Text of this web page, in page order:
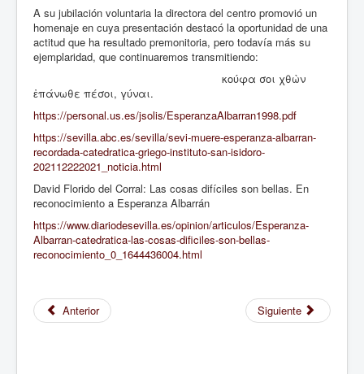
Está aquí: Inicio
Docencia
Esperanza Albarrán in memoriam
A su jubilación voluntaria la directora del centro promovió un
homenaje en cuya presentación destacó la oportunidad de una
actitud que ha resultado premonitoria, pero todavía más su
ejemplaridad, que continuaremos transmitiendo:
κούφα σοι χθὼν
ἐπάνωθε πέσοι, γύναι.
https://personal.us.es/jsolis/EsperanzaAlbarran1998.pdf
https://sevilla.abc.es/sevilla/sevi-muere-esperanza-albarran-
recordada-catedratica-griego-instituto-san-isidoro-
202112222021_noticia.html
David Florido del Corral: Las cosas difíciles son bellas. En
reconocimiento a Esperanza Albarrán
https://www.diariodesevilla.es/opinion/articulos/Esperanza-
Albarran-catedratica-las-cosas-dificiles-son-bellas-
reconocimiento_0_1644436004.html
Anterior Siguiente